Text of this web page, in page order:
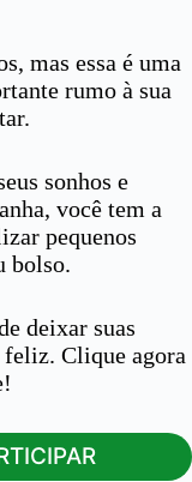
mas essa é uma
rumo à sua
sonhos e
você tem a
pequenos
bolso.
deixar suas
feliz. Clique agora